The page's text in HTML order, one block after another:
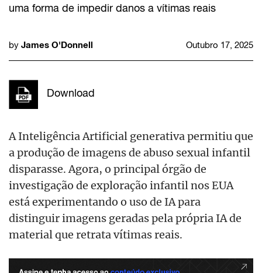
uma forma de impedir danos a vítimas reais
by James O'Donnell Outubro 17, 2025
Download
A Inteligência Artificial generativa permitiu que
a produção de imagens de abuso sexual infantil
disparasse. Agora, o principal órgão de
investigação de exploração infantil nos EUA
está experimentando o uso de IA para
distinguir imagens geradas pela própria IA de
material que retrata vítimas reais.